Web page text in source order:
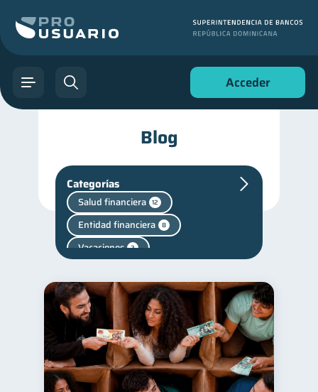
Acceder
Blog
Categorías
Salud financiera 12
Entidad financiera 8
Vacaciones 2
Cuenta Inactiva
Salud mental 1 Retiro 1
Finanzas personales 44
Manejo de deudas 31
Educación financiera